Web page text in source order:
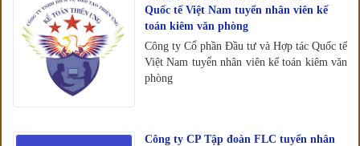
Quốc tế Việt Nam tuyển nhân viên kế
toán kiêm văn phòng
Công ty Cổ phần Đầu tư và Hợp tác Quốc tế
Việt Nam tuyển nhân viên kế toán kiêm văn
phòng
Công ty CP Tập đoàn FLC tuyển nhân